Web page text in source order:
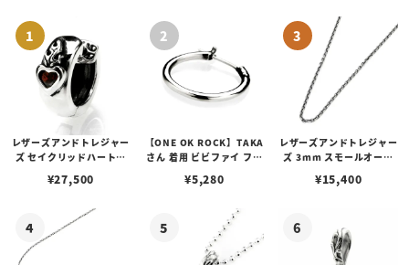
レザーズアンドトレジャー
ズ セイクリッドハートピ
¥27,500
【ONE OK ROCK】TAKA
さん 着用 ビビファイ フー
¥5,280
レザーズアンドトレジャー
ズ 3mm スモールオーバ
ブスタークラスプ＆LTロ
¥15,400